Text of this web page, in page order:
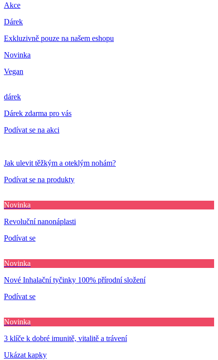
Akce
Dárek
Exkluzivně pouze na našem eshopu
Novinka
Vegan
dárek
Dárek zdarma pro vás
Podívat se na akci
Jak ulevit těžkým a oteklým nohám?
Podívat se na produkty
Novinka
Revoluční nanonáplasti
Podívat se
Novinka
Nové Inhalační tyčinky 100% přírodní složení
Podívat se
Novinka
3 klíče k dobré imunitě, vitalitě a trávení
Ukázat kapky